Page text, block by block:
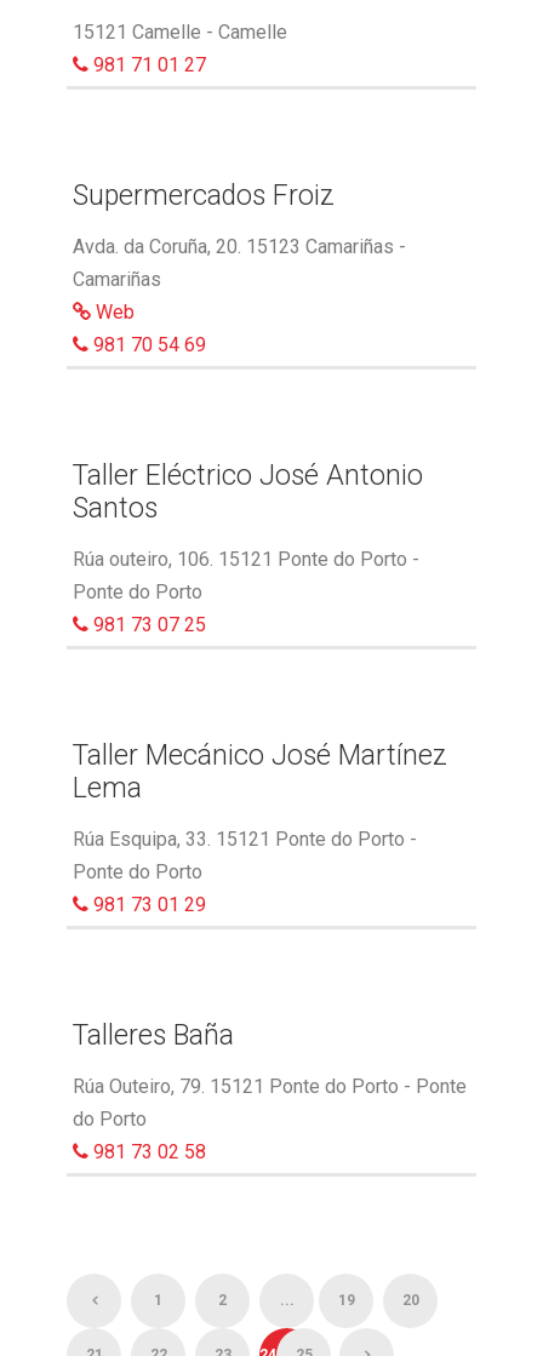
15121 Camelle - Camelle
981 71 01 27
Supermercados Froiz
Avda. da Coruña, 20. 15123 Camariñas -
Camariñas
Web
981 70 54 69
Taller Eléctrico José Antonio
Santos
Rúa outeiro, 106. 15121 Ponte do Porto -
Ponte do Porto
981 73 07 25
Taller Mecánico José Martínez
Lema
Rúa Esquipa, 33. 15121 Ponte do Porto -
Ponte do Porto
981 73 01 29
Talleres Baña
Rúa Outeiro, 79. 15121 Ponte do Porto - Ponte
do Porto
981 73 02 58
1 2 ... 19 20